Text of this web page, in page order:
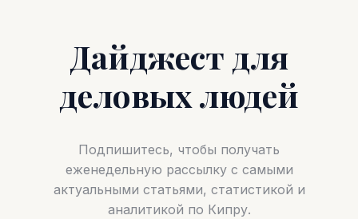
Дайджест для
деловых людей
Подпишитесь, чтобы получать
еженедельную рассылку с самыми
актуальными статьями, статистикой и
аналитикой по Кипру.